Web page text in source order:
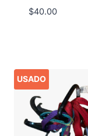
$40.00
USADO